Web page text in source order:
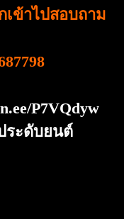
ข้าไปสอบถาม
P7VQdyw
ระดับยนต์